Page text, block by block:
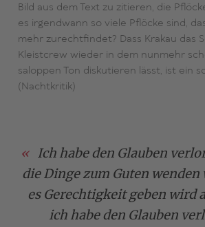
Bild aus dem Text zu zitieren, die
es irgendwann so viele Pflöcke sind,
mehr zurechtfindet? Dass Krakau das
Kleistcrew wieder in dem nunmehr
saloppen Ton diskutieren lässt, ist ein
(Nachtkritik)
Ich habe den Glauben
die Dinge zum Guten wenden
es Gerechtigkeit geben wird
ich habe den Glauben